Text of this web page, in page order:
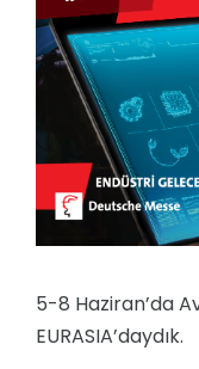
5-8 Haziran’da
EURASIA’daydık.